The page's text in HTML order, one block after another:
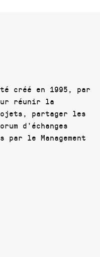
créé en 1995, par
réunir la
partager les
d'échanges
par le Management